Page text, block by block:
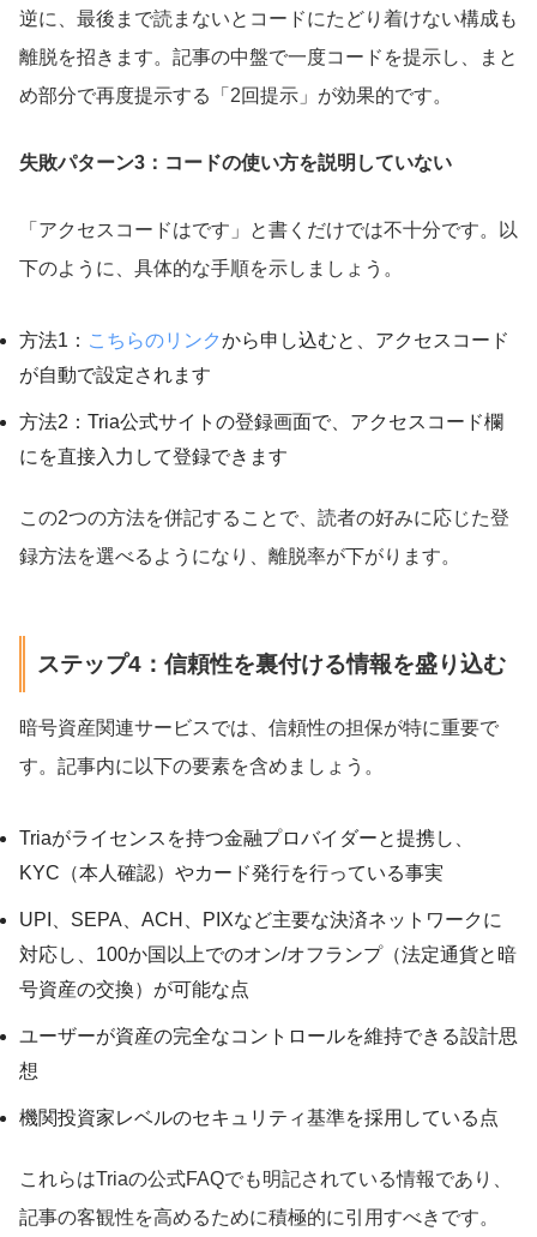
逆に、最後まで読まないとコードにたどり着けない構成も
離脱を招きます。記事の中盤で一度コードを提示し、まと
め部分で再度提示する「2回提示」が効果的です。
失敗パターン3：コードの使い方を説明していない
「アクセスコードはです」と書くだけでは不十分です。以
下のように、具体的な手順を示しましょう。
方法1： こちらのリンクから申し込むと、アクセスコード
が自動で設定されます
方法2：Tria公式サイトの登録画面で、アクセスコード欄
にを直接入力して登録できます
この2つの方法を併記することで、読者の好みに応じた登
録方法を選べるようになり、離脱率が下がります。
ステップ4：信頼性を裏付ける情報を盛り込む
暗号資産関連サービスでは、信頼性の担保が特に重要で
す。記事内に以下の要素を含めましょう。
Triaがライセンスを持つ金融プロバイダーと提携し、
KYC（本人確認）やカード発行を行っている事実
UPI、SEPA、ACH、PIXなど主要な決済ネットワークに
対応し、100か国以上でのオン/オフランプ（法定通貨と暗
号資産の交換）が可能な点
ユーザーが資産の完全なコントロールを維持できる設計思
想
機関投資家レベルのセキュリティ基準を採用している点
これらはTriaの公式FAQでも明記されている情報であり、
記事の客観性を高めるために積極的に引用すべきです。